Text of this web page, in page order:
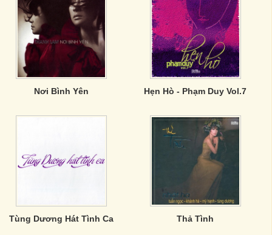
Nơi Bình Yên Hẹn Hò - Phạm Duy Vol.7
Tùng Dương Hát Tình Ca Thả Tình